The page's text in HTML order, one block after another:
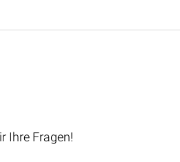
Ihre Fragen!